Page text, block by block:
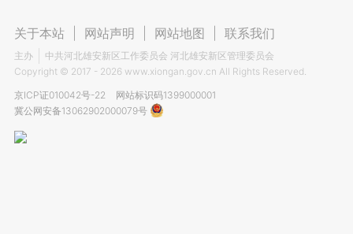
关于本站 网站声明 网站地图 联系我们
主办
中共河北雄安新区工作委员会 河北雄安新区管理委员会
Copyright © 2017 - 2026 www.xiongan.gov.cn All Rights Reserved.
京ICP证010042号-22
网站标识码1399000001
冀公网安备13062902000079号